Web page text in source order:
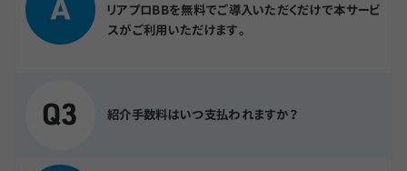
リアプロBBを無料でご導入いただくだけで本サービ
スがご利用いただけます。
紹介手数料はいつ支払われますか？